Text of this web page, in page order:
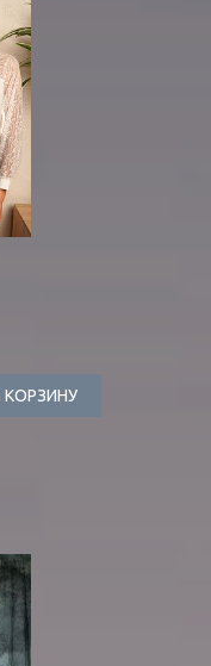
КОРЗИНУ